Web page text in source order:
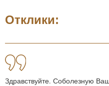
Отклики:
Здравствуйте. Соболезную